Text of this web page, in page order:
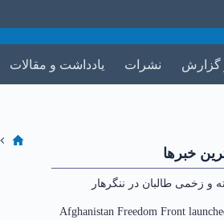
گزارش نشرات یادداشت و مقالات
خبرها
و زخمی طالبان در ننگرهار
Afghanistan Freedom Front